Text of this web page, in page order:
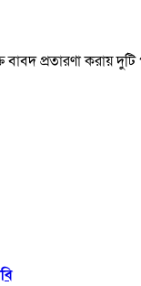
বাবদ প্রতারণা করায়